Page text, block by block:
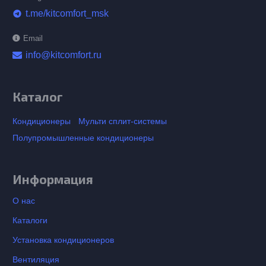
telegram t.me/kitcomfort_msk
Email
info@kitcomfort.ru
Каталог
Кондиционеры
Мульти сплит-системы
Полупромышленные кондиционеры
Информация
О нас
Каталоги
Установка кондиционеров
Вентиляция